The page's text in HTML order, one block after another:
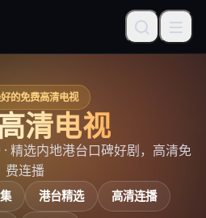
的免费高清电视
清电视
· 精选内地港台口碑好剧，高清免
费连播
港台精选
高清连播